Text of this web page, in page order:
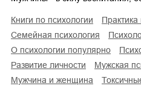
книги по психологии
семейная психология
о психологии популярно
развитие личности
мужская
мужчина и женщина